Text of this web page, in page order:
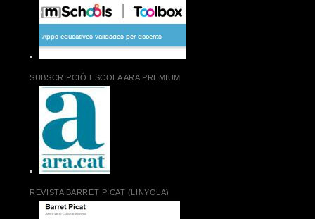
SUBSCRIPCIÓ ESCOLA ARA PREMIUM
REVISTA BARRET PICAT (LINYOLA)